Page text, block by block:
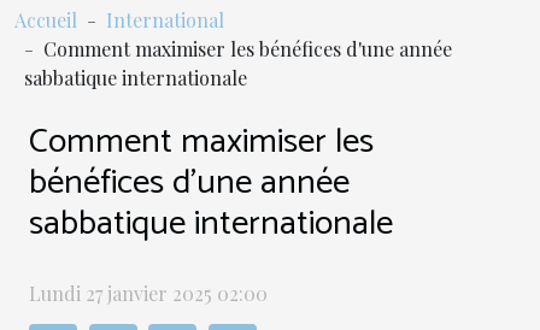
Accueil
International
Comment maximiser les bénéfices d'une année
sabbatique internationale
Comment maximiser les
bénéfices d'une année
sabbatique internationale
Lundi 27 janvier 2025 02:00